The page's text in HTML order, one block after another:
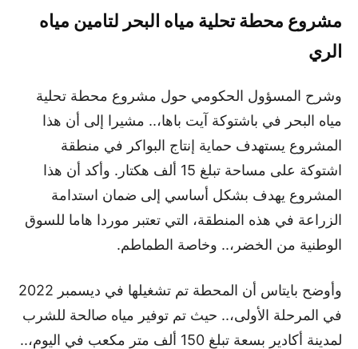
مشروع محطة تحلية مياه البحر لتامين مياه
الري
وشرح المسؤول الحكومي حول مشروع محطة تحلية
مياه البحر في باشتوكة آيت باها،.. مشيرا إلى أن هذا
المشروع يستهدف حماية إنتاج البواكر في منطقة
اشتوكة على مساحة تبلغ 15 ألف هكتار. وأكد أن هذا
المشروع يهدف بشكل أساسي إلى ضمان استدامة
الزراعة في هذه المنطقة، التي تعتبر موردا هاما للسوق
الوطنية من الخضر،.. وخاصة الطماطم.
وأوضح بايتاس أن المحطة تم تشغيلها في ديسمبر 2022
في المرحلة الأولى،.. حيث تم توفير مياه صالحة للشرب
لمدينة أكادير بسعة تبلغ 150 ألف متر مكعب في اليوم،..